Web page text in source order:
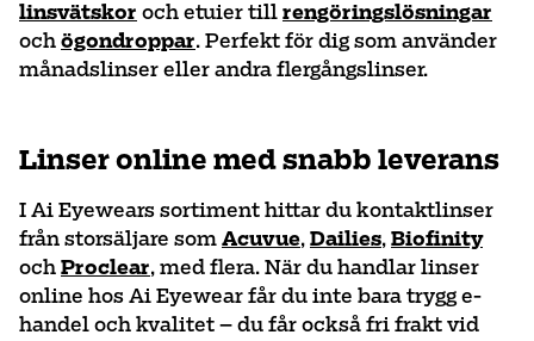
linsvätskor och etuier till rengöringslösningar
och ögondroppar. Perfekt för dig som använder
månadslinser eller andra flergångslinser.
Linser online med snabb leverans
I Ai Eyewears sortiment hittar du kontaktlinser
från storsäljare som Acuvue, Dailies, Biofinity
och Proclear, med flera. När du handlar linser
online hos Ai Eyewear får du inte bara trygg e-
handel och kvalitet – du får också fri frakt vid